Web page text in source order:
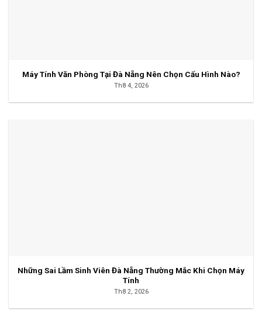
Máy Tính Văn Phòng Tại Đà Nẵng Nên Chọn Cấu Hình Nào?
Th8 4, 2026
Những Sai Lầm Sinh Viên Đà Nẵng Thường Mắc Khi Chọn Máy
Tính
Th8 2, 2026